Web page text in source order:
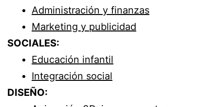
Administración y finanzas
Marketing y publicidad
SOCIALES:
Educación infantil
Integración social
DISEÑO: